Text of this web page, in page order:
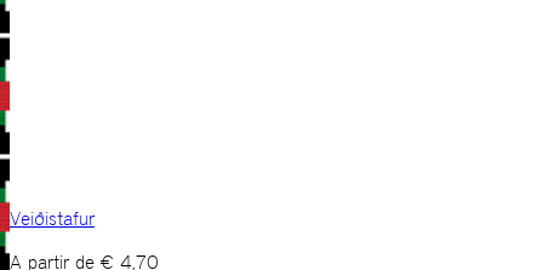
Veiðistafur
A partir de € 4,70